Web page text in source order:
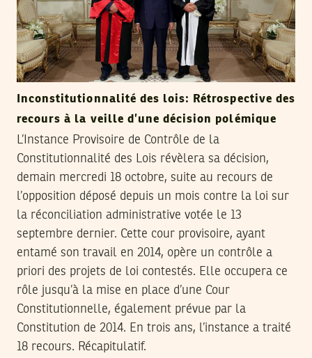
Inconstitutionnalité des lois: Rétrospective des
recours à la veille d’une décision polémique
L’Instance Provisoire de Contrôle de la
Constitutionnalité des Lois révèlera sa décision,
demain mercredi 18 octobre, suite au recours de
l’opposition déposé depuis un mois contre la loi sur
la réconciliation administrative votée le 13
septembre dernier. Cette cour provisoire, ayant
entamé son travail en 2014, opère un contrôle a
priori des projets de loi contestés. Elle occupera ce
rôle jusqu’à la mise en place d’une Cour
Constitutionnelle, également prévue par la
Constitution de 2014. En trois ans, l’instance a traité
18 recours. Récapitulatif.